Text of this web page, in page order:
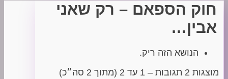
חוק הספאם – רק שאני
אבין…
הנושא הזה ריק.
מוצגות 2 תגובות – 1 עד 2 (מתוך 2 סה״כ)